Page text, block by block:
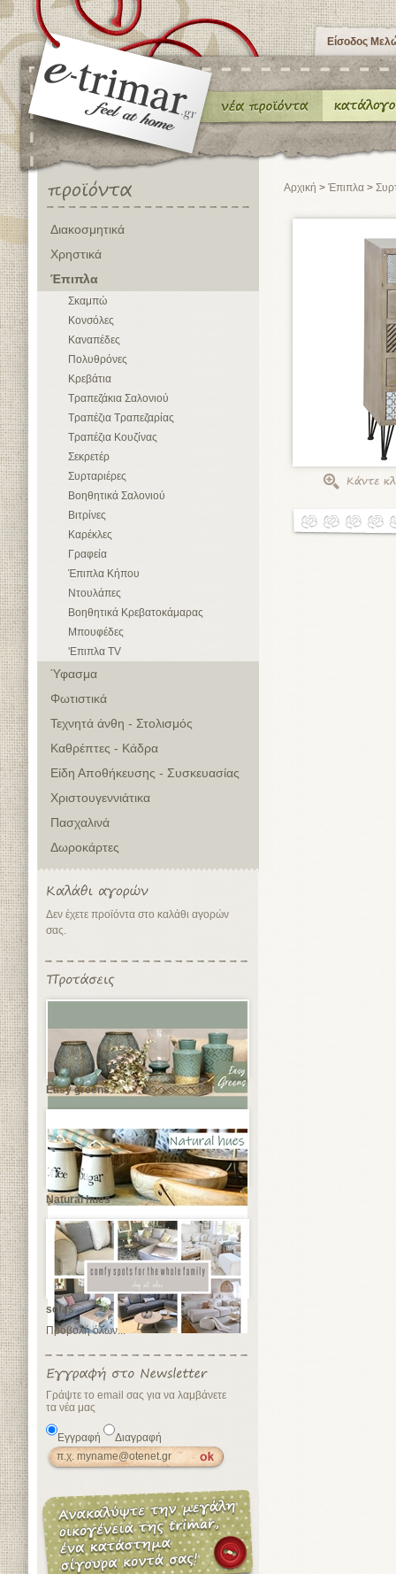
Είσοδος
Διακοσμητικά
Χρηστικά
Έπιπλα
Σκαμπώ
Κονσόλες
Καναπέδες
Πολυθρόνες
Κρεβάτια
Τραπεζάκια Σαλονιού
Τραπέζια Τραπεζαρίας
Τραπέζια Κουζίνας
Σεκρετέρ
Συρταριέρες
Βοηθητικά Σαλονιού
Βιτρίνες
Καρέκλες
Γραφεία
Έπιπλα Κήπου
Ντουλάπες
Βοηθητικά Κρεβατοκάμαρας
Μπουφέδες
'Επιπλα TV
Ύφασμα
Φωτιστικά
Τεχνητά άνθη - Στολισμός
Καθρέπτες - Κάδρα
Είδη Αποθήκευσης - Συσκευασίας
Χριστουγεννιάτικα
Πασχαλινά
Δωροκάρτες
Δεν έχετε προϊόντα στο καλάθι αγορών
σας.
Easy greens
Natural hues
sofas
Προβολή όλων...
Γράψτε το email σας για να λαμβάνετε
τα νέα μας
Εγγραφή Διαγραφή
Αρχική > Έπιπλα >